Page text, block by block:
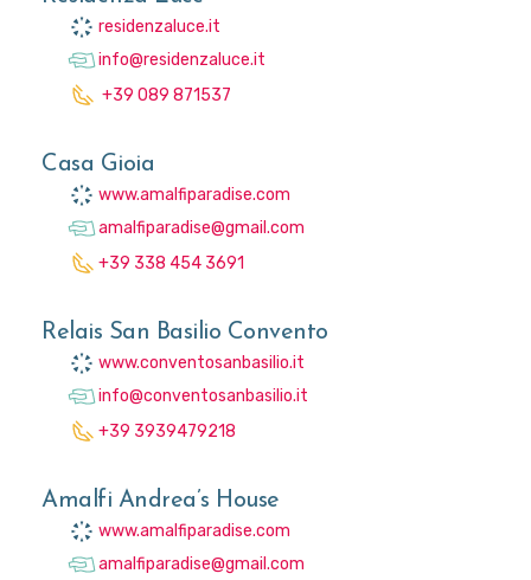
residenzaluce.it
info@residenzaluce.it
+39 089 871537
Casa Gioia
www.amalfiparadise.com
amalfiparadise@gmail.com
+39 338 454 3691
Relais San Basilio Convento
www.conventosanbasilio.it
info@conventosanbasilio.it
+39 3939479218
Amalfi Andrea’s House
www.amalfiparadise.com
amalfiparadise@gmail.com